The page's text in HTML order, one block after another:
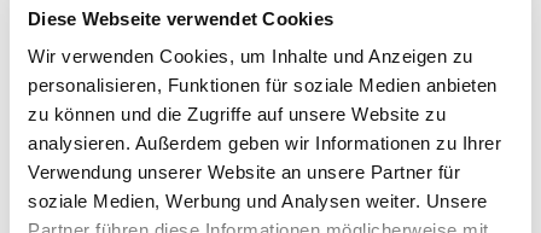
Diese Webseite verwendet Cookies
Wir verwenden Cookies, um Inhalte und Anzeigen zu
personalisieren, Funktionen für soziale Medien anbieten
zu können und die Zugriffe auf unsere Website zu
analysieren. Außerdem geben wir Informationen zu Ihrer
Verwendung unserer Website an unsere Partner für
soziale Medien, Werbung und Analysen weiter. Unsere
Merkmale
98% natürliche Inhaltsstoffe – Komplex [Uriage
Thermalwasser + Bio Edelweiss] – Zart parfümiert –
Seifenfrei – Physiologischer pH-Wert – Dermatologisch und
kinderärztlich getestet – Die Haut fühlt sich geschmeidig
und beruhigt an – Schutz vorm Austrocknen